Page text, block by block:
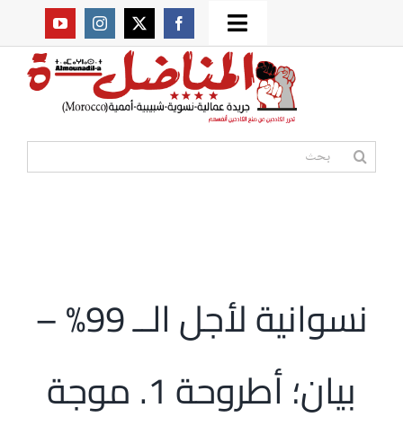
to
Toggle
Navigation
من نحن؟
البحث
نسوانية لأجل الــ 99% –
بيان؛ أطروحة 1. موجة